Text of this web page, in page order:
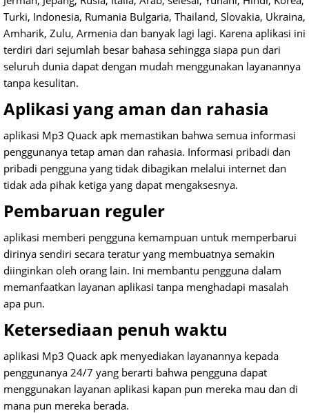
Turki, Indonesia, Rumania Bulgaria, Thailand, Slovakia, Ukraina,
Amharik, Zulu, Armenia dan banyak lagi lagi. Karena aplikasi ini
terdiri dari sejumlah besar bahasa sehingga siapa pun dari
seluruh dunia dapat dengan mudah menggunakan layanannya
tanpa kesulitan.
Aplikasi yang aman dan rahasia
aplikasi Mp3 Quack apk memastikan bahwa semua informasi
penggunanya tetap aman dan rahasia. Informasi pribadi dan
pribadi pengguna yang tidak dibagikan melalui internet dan
tidak ada pihak ketiga yang dapat mengaksesnya.
Pembaruan reguler
aplikasi memberi pengguna kemampuan untuk memperbarui
dirinya sendiri secara teratur yang membuatnya semakin
diinginkan oleh orang lain. Ini membantu pengguna dalam
memanfaatkan layanan aplikasi tanpa menghadapi masalah
apa pun.
Ketersediaan penuh waktu
aplikasi Mp3 Quack apk menyediakan layanannya kepada
penggunanya 24/7 yang berarti bahwa pengguna dapat
menggunakan layanan aplikasi kapan pun mereka mau dan di
mana pun mereka berada.